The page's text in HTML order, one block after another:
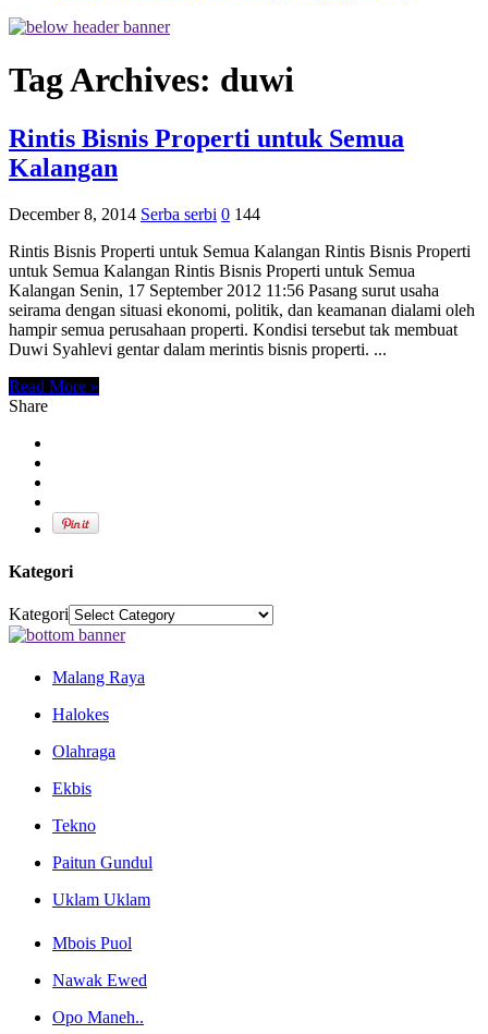
Tag Archives: duwi
Rintis Bisnis Properti untuk Semua
Kalangan
December 8, 2014 Serba serbi 0 144
Rintis Bisnis Properti untuk Semua Kalangan Rintis Bisnis Properti
untuk Semua Kalangan Rintis Bisnis Properti untuk Semua
Kalangan Senin, 17 September 2012 11:56 Pasang surut usaha
seirama dengan situasi ekonomi, politik, dan keamanan dialami oleh
hampir semua perusahaan properti. Kondisi tersebut tak membuat
Duwi Syahlevi gentar dalam merintis bisnis properti. ...
Read More »
Share
Kategori
Kategori
Malang Raya
Halokes
Olahraga
Ekbis
Tekno
Paitun Gundul
Uklam Uklam
Mbois Puol
Nawak Ewed
Opo Maneh..